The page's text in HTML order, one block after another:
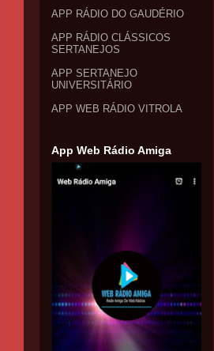
APP RÁDIO DO GAUDÉRIO
APP RÁDIO CLÁSSICOS
SERTANEJOS
APP SERTANEJO
UNIVERSITÁRIO
APP WEB RÁDIO VITROLA
App Web Rádio Amiga